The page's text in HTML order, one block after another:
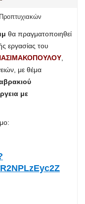
θα πραγματοποιηθεί
εργασίας του
με θέμα
με